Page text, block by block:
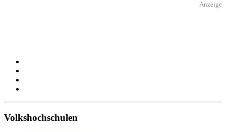
Anzeige
Volkshochschulen